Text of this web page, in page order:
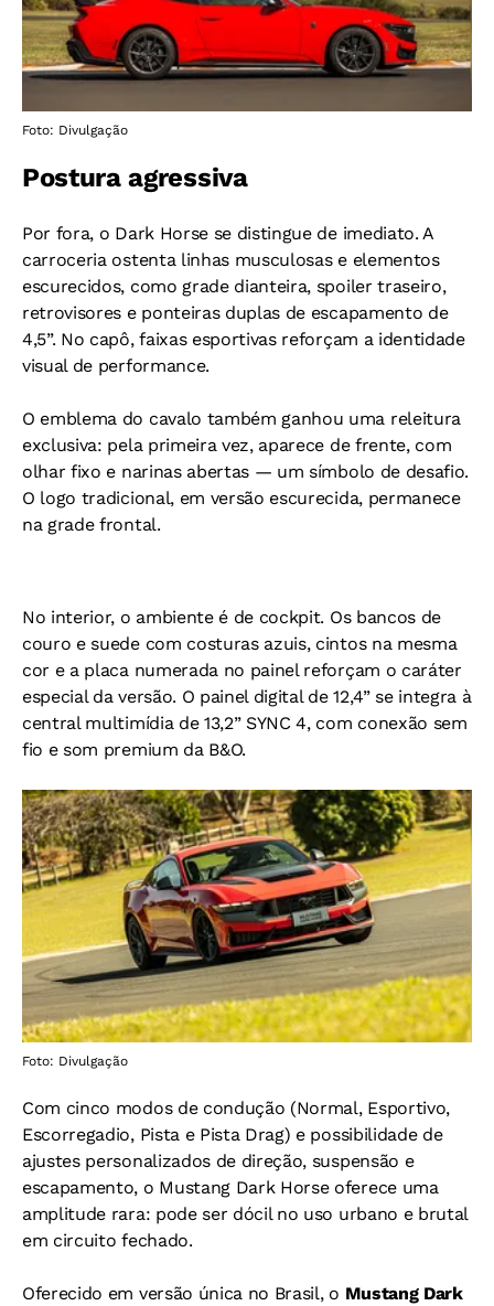
Foto: Divulgação
Postura agressiva
Por fora, o Dark Horse se distingue de imediato. A
carroceria ostenta linhas musculosas e elementos
escurecidos, como grade dianteira, spoiler traseiro,
retrovisores e ponteiras duplas de escapamento de
4,5”. No capô, faixas esportivas reforçam a identidade
visual de performance.
O emblema do cavalo também ganhou uma releitura
exclusiva: pela primeira vez, aparece de frente, com
olhar fixo e narinas abertas — um símbolo de desafio.
O logo tradicional, em versão escurecida, permanece
na grade frontal.
No interior, o ambiente é de cockpit. Os bancos de
couro e suede com costuras azuis, cintos na mesma
cor e a placa numerada no painel reforçam o caráter
especial da versão. O painel digital de 12,4” se integra à
central multimídia de 13,2” SYNC 4, com conexão sem
fio e som premium da B&O.
Foto: Divulgação
Com cinco modos de condução (Normal, Esportivo,
Escorregadio, Pista e Pista Drag) e possibilidade de
ajustes personalizados de direção, suspensão e
escapamento, o Mustang Dark Horse oferece uma
amplitude rara: pode ser dócil no uso urbano e brutal
em circuito fechado.
Oferecido em versão única no Brasil, o Mustang Dark